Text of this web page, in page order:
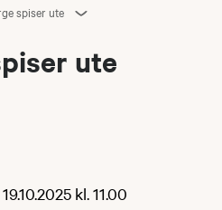
spiser ute
ute
19.10.2025 kl. 11.00